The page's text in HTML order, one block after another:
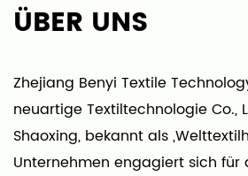
ÜBER UNS
Zhejiang Benyi Textile
neuartige Textiltechnologie Co.,
Shaoxing, bekannt als
Unternehmen engagiert sich für